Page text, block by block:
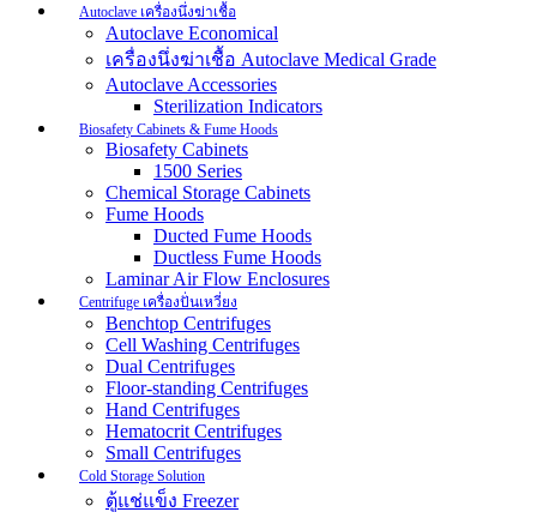
Autoclave เครื่องนึ่งฆ่าเชื้อ
Autoclave Economical
เครื่องนึ่งฆ่าเชื้อ Autoclave Medical Grade
Autoclave Accessories
Sterilization Indicators
Biosafety Cabinets & Fume Hoods
Biosafety Cabinets
1500 Series
Chemical Storage Cabinets
Fume Hoods
Ducted Fume Hoods
Ductless Fume Hoods
Laminar Air Flow Enclosures
Centrifuge เครื่องปั่นเหวี่ยง
Benchtop Centrifuges
Cell Washing Centrifuges
Dual Centrifuges
Floor-standing Centrifuges
Hand Centrifuges
Hematocrit Centrifuges
Small Centrifuges
Cold Storage Solution
ตู้แช่แข็ง Freezer